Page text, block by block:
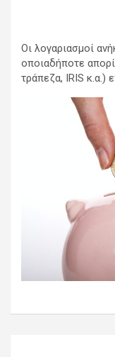
Οι λογαριασμοί
οποιαδήποτε
τράπεζα, IRIS κ.α.)